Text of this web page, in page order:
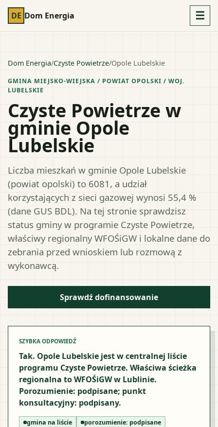
DE Dom Energia ☰
Dom Energia/Czyste Powietrze/Opole Lubelskie
GMINA MIEJSKO-WIEJSKA / POWIAT OPOLSKI / WOJ.
LUBELSKIE
Czyste Powietrze w
gminie Opole
Lubelskie
Liczba mieszkań w gminie Opole Lubelskie
(powiat opolski) to 6081, a udział
korzystających z sieci gazowej wynosi 55,4 %
(dane GUS BDL). Na tej stronie sprawdzisz
status gminy w programie Czyste Powietrze,
właściwy regionalny WFOŚiGW i lokalne dane do
zebrania przed wnioskiem lub rozmową z
wykonawcą.
Sprawdź dofinansowanie
SZYBKA ODPOWIEDŹ
Tak. Opole Lubelskie jest w centralnej liście
programu Czyste Powietrze. Właściwa ścieżka
regionalna to WFOŚiGW w Lublinie.
Porozumienie: podpisane; punkt
konsultacyjny: podpisany.
gmina na liście porozumienie: podpisane